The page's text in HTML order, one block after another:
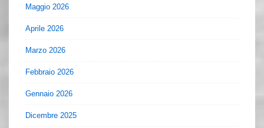
Maggio 2026
Aprile 2026
Marzo 2026
Febbraio 2026
Gennaio 2026
Dicembre 2025